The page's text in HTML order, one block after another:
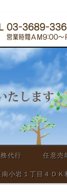
代行 任意売
小岩１丁目４Ｄ